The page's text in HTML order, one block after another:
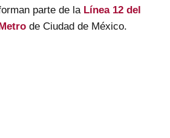
parte de la Línea 12 del
de Ciudad de México.